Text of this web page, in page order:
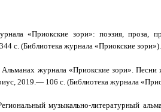
«Приокские зори»: поэзия, проза,
с. (Библиотека журнала «Приокские зори»).
Альманах журнала «Приокские зори». Песни
2019.— 106 с. (Библиотека журнала
музыкально-литературный